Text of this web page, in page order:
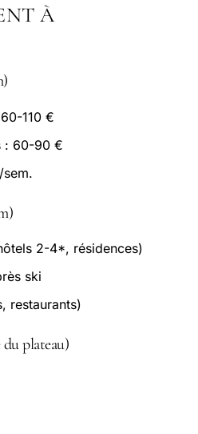
À
110 €
: 60-90 €
2-4*, résidences)
ski
restaurants)
du plateau)